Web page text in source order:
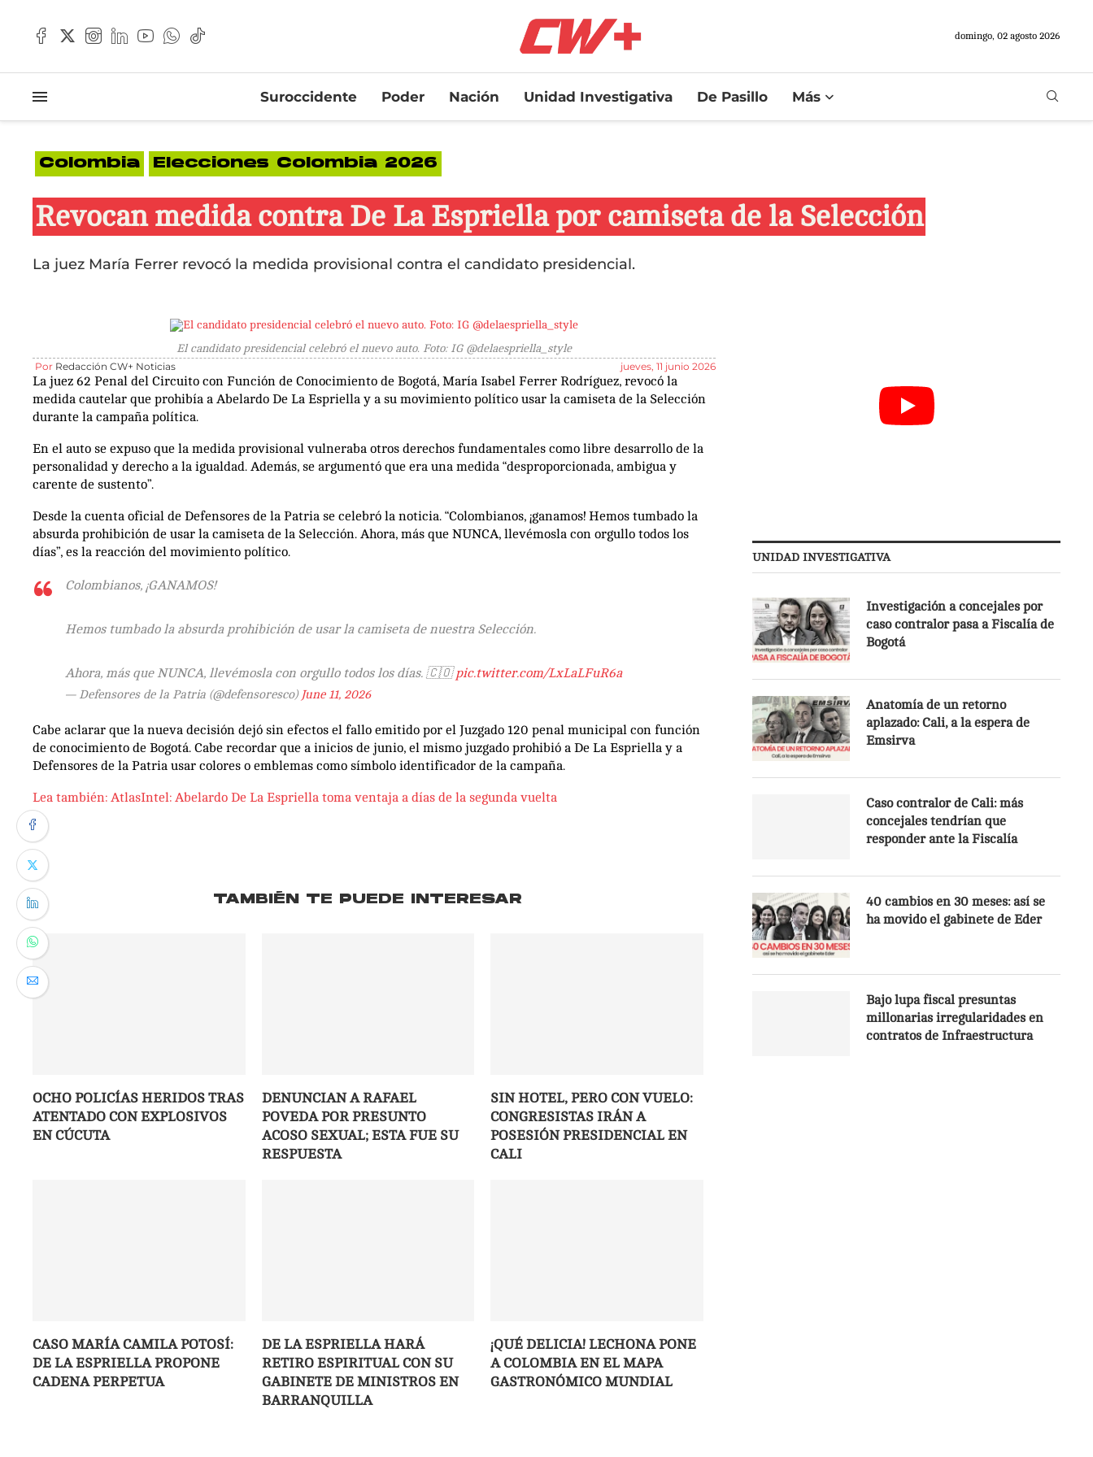
domingo, 02 agosto 2026
Suroccidente Poder Nación Unidad Investigativa De Pasillo Más
Colombia Elecciones Colombia 2026
Revocan medida contra De La Espriella por camiseta de la Selección
La juez María Ferrer revocó la medida provisional contra el candidato presidencial.
El candidato presidencial celebró el nuevo auto. Foto: IG @delaespriella_style
Por Redacción CW+ Noticias jueves, 11 junio 2026
La juez 62 Penal del Circuito con Función de Conocimiento de Bogotá, María Isabel Ferrer Rodríguez, revocó la
medida cautelar que prohibía a Abelardo De La Espriella y a su movimiento político usar la camiseta de la Selección
durante la campaña política.
En el auto se expuso que la medida provisional vulneraba otros derechos fundamentales como libre desarrollo de la
personalidad y derecho a la igualdad. Además, se argumentó que era una medida “desproporcionada, ambigua y
carente de sustento”.
Desde la cuenta oficial de Defensores de la Patria se celebró la noticia. “Colombianos, ¡ganamos! Hemos tumbado la
absurda prohibición de usar la camiseta de la Selección. Ahora, más que NUNCA, llevémosla con orgullo todos los
días”, es la reacción del movimiento político.
Colombianos, ¡GANAMOS!
Hemos tumbado la absurda prohibición de usar la camiseta de nuestra Selección.
Ahora, más que NUNCA, llevémosla con orgullo todos los días. 🇨🇴pic.twitter.com/LxLaLFuR6a
— Defensores de la Patria (@defensoresco) June 11, 2026
Cabe aclarar que la nueva decisión dejó sin efectos el fallo emitido por el Juzgado 120 penal municipal con función
de conocimiento de Bogotá. Cabe recordar que a inicios de junio, el mismo juzgado prohibió a De La Espriella y a
Defensores de la Patria usar colores o emblemas como símbolo identificador de la campaña.
Lea también: AtlasIntel: Abelardo De La Espriella toma ventaja a días de la segunda vuelta
TAMBIÉN TE PUEDE INTERESAR
OCHO POLICÍAS HERIDOS TRAS
ATENTADO CON EXPLOSIVOS
EN CÚCUTA
DENUNCIAN A RAFAEL
POVEDA POR PRESUNTO
ACOSO SEXUAL; ESTA FUE SU
RESPUESTA
SIN HOTEL, PERO CON VUELO:
CONGRESISTAS IRÁN A
POSESIÓN PRESIDENCIAL EN
CALI
CASO MARÍA CAMILA POTOSÍ:
DE LA ESPRIELLA PROPONE
CADENA PERPETUA
DE LA ESPRIELLA HARÁ
RETIRO ESPIRITUAL CON SU
GABINETE DE MINISTROS EN
BARRANQUILLA
¡QUÉ DELICIA! LECHONA PONE
A COLOMBIA EN EL MAPA
GASTRONÓMICO MUNDIAL
UNIDAD INVESTIGATIVA
Investigación a concejales por
caso contralor pasa a Fiscalía de
Bogotá
Anatomía de un retorno
aplazado: Cali, a la espera de
Emsirva
Caso contralor de Cali: más
concejales tendrían que
responder ante la Fiscalía
40 cambios en 30 meses: así se
ha movido el gabinete de Eder
Bajo lupa fiscal presuntas
millonarias irregularidades en
contratos de Infraestructura